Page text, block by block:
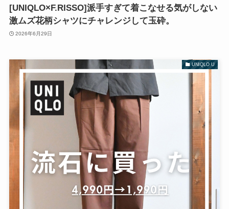
[UNIQLO×F.RISSO]派手すぎて着こなせる気がしない
激ムズ花柄シャツにチャレンジして玉砕。
2026年6月29日
UNIQLO U